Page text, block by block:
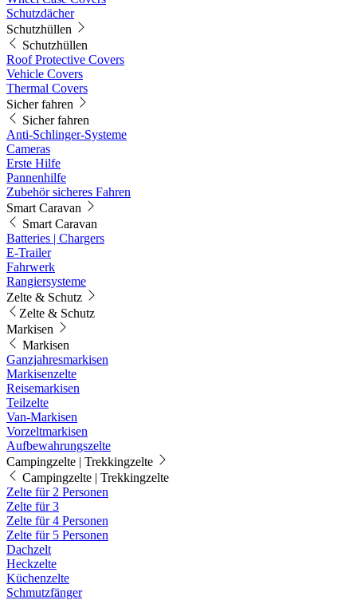
Schutzdächer
Schutzhüllen
Schutzhüllen
Roof Protective Covers
Vehicle Covers
Thermal Covers
Sicher fahren
Sicher fahren
Anti-Schlinger-Systeme
Cameras
Erste Hilfe
Pannenhilfe
Zubehör sicheres Fahren
Smart Caravan
Smart Caravan
Batteries | Chargers
E-Trailer
Fahrwerk
Rangiersysteme
Zelte & Schutz
Zelte & Schutz
Markisen
Markisen
Ganzjahresmarkisen
Markisenzelte
Reisemarkisen
Teilzelte
Van-Markisen
Vorzeltmarkisen
Aufbewahrungszelte
Campingzelte | Trekkingzelte
Campingzelte | Trekkingzelte
Zelte für 2 Personen
Zelte für 3
Zelte für 4 Personen
Zelte für 5 Personen
Dachzelt
Heckzelte
Küchenzelte
Schmutzfänger